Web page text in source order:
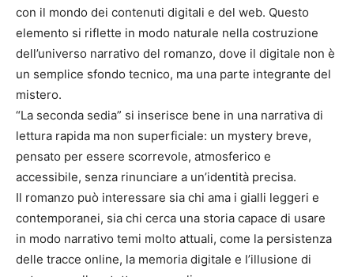
con il mondo dei contenuti digitali e del web. Questo
elemento si riflette in modo naturale nella costruzione
dell’universo narrativo del romanzo, dove il digitale non è
un semplice sfondo tecnico, ma una parte integrante del
mistero.
“La seconda sedia” si inserisce bene in una narrativa di
lettura rapida ma non superficiale: un mystery breve,
pensato per essere scorrevole, atmosferico e
accessibile, senza rinunciare a un’identità precisa.
Il romanzo può interessare sia chi ama i gialli leggeri e
contemporanei, sia chi cerca una storia capace di usare
in modo narrativo temi molto attuali, come la persistenza
delle tracce online, la memoria digitale e l’illusione di